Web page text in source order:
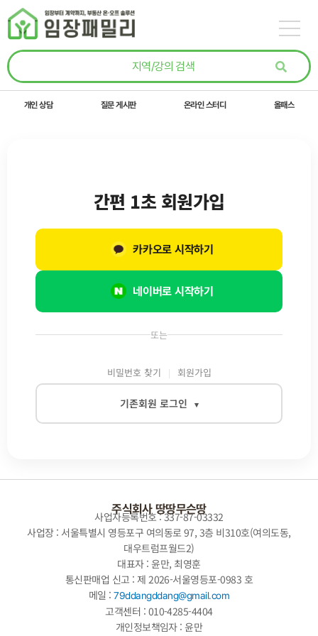
콘텐츠로
건너뛰기
개인 상담 질문 게시판 온라인 스터디 올패스
또는
비밀번호 찾기 회원가입
기존회원 로그인 ▾
로그인
간편 1초 회원가입
네이버로 시작하기
카카오로 시작하기
주식회사 땅땅무슨땅
사업자등록번호 : 337-87-03332
사업장 : 서울특별시 영등포구 여의동로 97, 3층 비310호(여의도동,
대우트럼프월드2)
대표자 : 윤만, 최영훈
통신판매업 신고 : 제 2026-서울영등포-0983 호
메일 :79ddangddang@gmail.com
고객센터 : 010-4285-4404
개인정보책임자 : 윤만